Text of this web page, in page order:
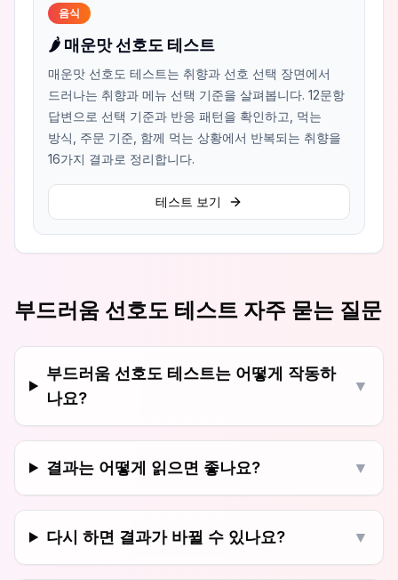
음식
🌶️ 매운맛 선호도 테스트
매운맛 선호도 테스트는 취향과 선호 선택 장면에서
드러나는 취향과 메뉴 선택 기준을 살펴봅니다. 12문항
답변으로 선택 기준과 반응 패턴을 확인하고, 먹는
방식, 주문 기준, 함께 먹는 상황에서 반복되는 취향을
16가지 결과로 정리합니다.
테스트 보기
부드러움 선호도 테스트 자주 묻는 질문
부드러움 선호도 테스트는 어떻게 작동하
나요?
▼
결과는 어떻게 읽으면 좋나요? ▼
다시 하면 결과가 바뀔 수 있나요? ▼